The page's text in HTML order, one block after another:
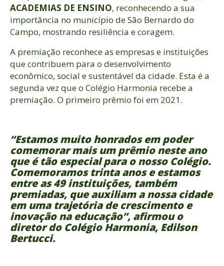
ACADEMIAS DE ENSINO, reconhecendo a sua
importância no município de São Bernardo do
Campo, mostrando resiliência e coragem.
A premiação reconhece as empresas e instituições
que contribuem para o desenvolvimento
econômico, social e sustentável da cidade. Esta é a
segunda vez que o Colégio Harmonia recebe a
premiação. O primeiro prêmio foi em 2021.
“Estamos muito honrados em poder
comemorar mais um prêmio neste ano
que é tão especial para o nosso Colégio.
Comemoramos trinta anos e estamos
entre as 49 instituições, também
premiadas, que auxiliam a nossa cidade
em uma trajetória de crescimento e
inovação na educação”, afirmou o
diretor do Colégio Harmonia, Edilson
Bertucci.